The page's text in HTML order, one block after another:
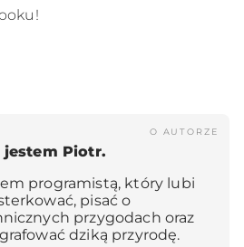
O AUTORZE
jestem Piotr.
programistą, który lubi
pisać o
przygodach oraz
dziką przyrodę.